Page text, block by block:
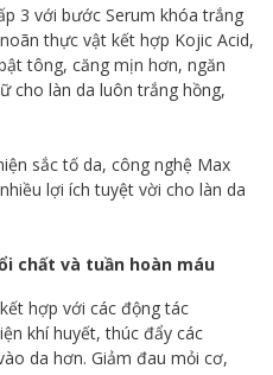
3 với bước Serum khóa trắng
thực vật kết hợp Kojic Acid,
tông, căng mịn hơn, ngăn
cho làn da luôn trắng hồng,
sắc tố da, công nghệ Max
lợi ích tuyệt vời cho làn da
chất và tuần hoàn máu
hợp với các động tác
khí huyết, thúc đẩy các
da hơn. Giảm đau mỏi cơ,